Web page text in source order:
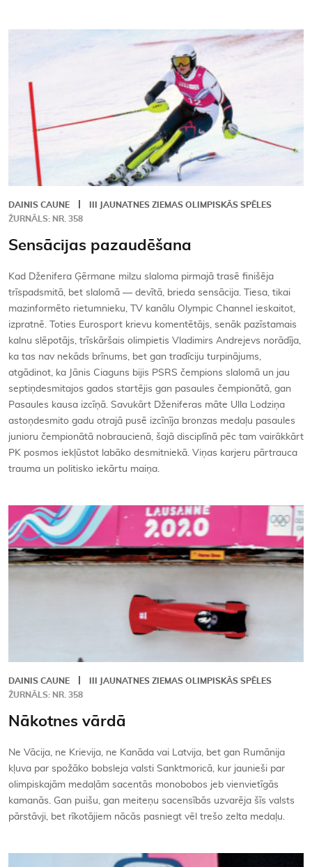
DAINIS CAUNE
III JAUNATNES ZIEMAS OLIMPISKĀS SPĒLES
ŽURNĀLS: NR. 358
Sensācijas pazaudēšana
Kad Dženifera Ģērmane milzu slaloma pirmajā trasē finišēja
trīspadsmitā, bet slalomā — devītā, brieda sensācija. Tiesa, tikai
mazinformēto rietumnieku, TV kanālu Olympic Channel ieskaitot,
izpratnē. Toties Eurosport krievu komentētājs, senāk pazīstamais
kalnu slēpotājs, trīskāršais olimpietis Vladimirs Andrejevs norādīja,
ka tas nav nekāds brīnums, bet gan tradīciju turpinājums,
atgādinot, ka Jānis Ciaguns bijis PSRS čempions slalomā un jau
septiņdesmitajos gados startējis gan pasaules čempionātā, gan
Pasaules kausa izcīņā. Savukārt Dženiferas māte Ulla Lodziņa
astoņdesmito gadu otrajā pusē izcīnīja bronzas medaļu pasaules
junioru čempionātā nobraucienā, šajā disciplīnā pēc tam vairākkārt
PK posmos iekļūstot labāko desmitniekā. Viņas karjeru pārtrauca
trauma un politisko iekārtu maiņa.
DAINIS CAUNE
III JAUNATNES ZIEMAS OLIMPISKĀS SPĒLES
ŽURNĀLS: NR. 358
Nākotnes vārdā
Ne Vācija, ne Krievija, ne Kanāda vai Latvija, bet gan Rumānija
kļuva par spožāko bobsleja valsti Sanktmoricā, kur jaunieši par
olimpiskajām medaļām sacentās monobobos jeb vienvietīgās
kamanās. Gan puišu, gan meiteņu sacensībās uzvarēja šīs valsts
pārstāvji, bet rīkotājiem nācās pasniegt vēl trešo zelta medaļu.